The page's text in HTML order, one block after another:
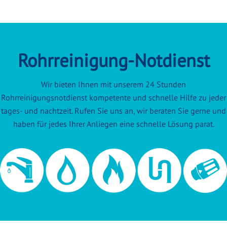
Rohrreinigung-Notdienst
Wir bieten Ihnen mit unserem 24 Stunden
Rohrreinigungsnotdienst kompetente und schnelle Hilfe zu jeder
tages- und nachtzeit. Rufen Sie uns an, wir beraten Sie gerne und
haben für jedes Ihrer Anliegen eine schnelle Lösung parat.